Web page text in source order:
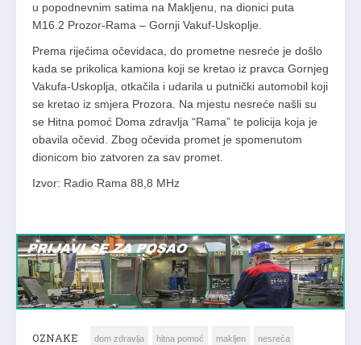
u popodnevnim satima na Makljenu, na dionici puta
M16.2 Prozor-Rama – Gornji Vakuf-Uskoplje.
Prema riječima očevidaca, do prometne nesreće je došlo
kada se prikolica kamiona koji se kretao iz pravca Gornjeg
Vakufa-Uskoplja, otkačila i udarila u putnički automobil koji
se kretao iz smjera Prozora. Na mjestu nesreće našli su
se Hitna pomoć Doma zdravlja “Rama” te policija koja je
obavila očevid. Zbog očevida promet je spomenutom
dionicom bio zatvoren za sav promet.
Izvor: Radio Rama 88,8 MHz
OZNAKE dom zdravlja hitna pomoć makljen nesreća